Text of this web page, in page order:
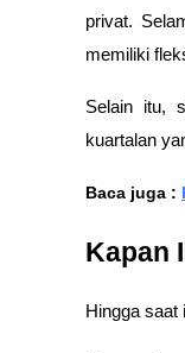
privat.
memiliki
Selain itu,
kuartalan
Baca juga :
Kapan
Hingga saat